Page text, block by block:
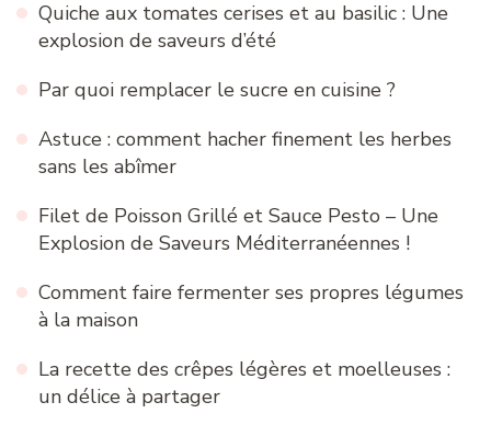
Quiche aux tomates cerises et au basilic : Une
explosion de saveurs d’été
Par quoi remplacer le sucre en cuisine ?
Astuce : comment hacher finement les herbes
sans les abîmer
Filet de Poisson Grillé et Sauce Pesto – Une
Explosion de Saveurs Méditerranéennes !
Comment faire fermenter ses propres légumes
à la maison
La recette des crêpes légères et moelleuses :
un délice à partager